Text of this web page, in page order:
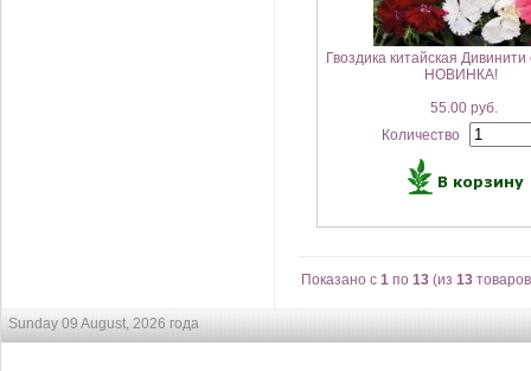
Гвоздика китайская
НОВИНКА!
55.00 руб.
Количество
Показано с 1 по 13 (из 13
Sunday 09 August, 2026 года